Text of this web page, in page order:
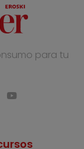
para tu